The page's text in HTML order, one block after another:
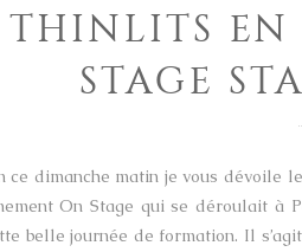
THINLITS
STAGE
ce dimanche matin je vous dévoile
On Stage qui se déroulait à
belle journée de formation. Il